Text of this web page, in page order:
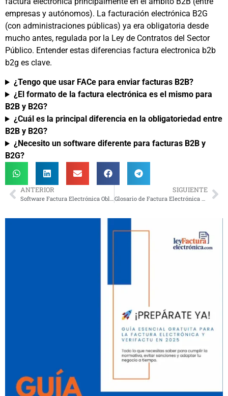
empresas y autónomos). La facturación electrónica B2G
(con administraciones públicas) ya era obligatoria desde
mucho antes, regulada por la Ley de Contratos del Sector
Público. Entender estas diferencias factura electronica b2b
b2g es clave.
¿Tengo que usar FACe para enviar facturas B2B?
¿El formato de la factura electrónica es el mismo para
B2B y B2G?
¿Cuál es la principal diferencia en la obligatoriedad entre
B2B y B2G?
¿Necesito un software diferente para facturas B2B y
B2G?
ANTERIOR
Software Factura Electrónica Obligatoria: Guía Definitiva para Elegir el Adecuado en 2025
SIGUIENTE
Glosario de Factura Electrónica y Verifactu: Términos Clave Explicados